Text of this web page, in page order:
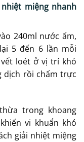
miệng nhanh
240ml nước ấm,
5 đến 6 lần mỗi
loét ở vị trí khó
dịch rồi chấm trực
trong khoang
vi khuẩn khó
giải nhiệt miệng